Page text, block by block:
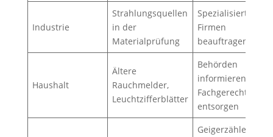
Industrie
Strahlungsquellen
in der
Materialprüfung
Spezialisierte
Firmen
beauftragen
Haushalt
Ältere
Rauchmelder,
Leuchtzifferblätter
Behörden
informieren,
Fachgerecht
entsorgen
Geigerzähler